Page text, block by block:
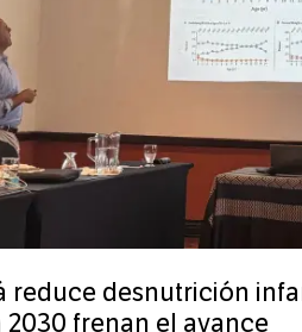
reduce desnutrición
2030 frenan el avance